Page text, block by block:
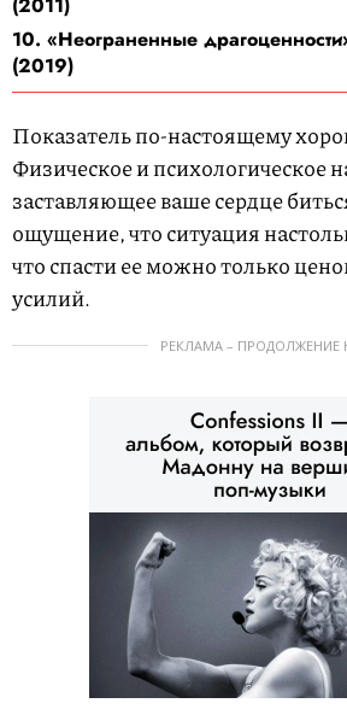
(2011)
10. «Неограненные
(2019)
Показатель по-настоящему
Физическое и психологическое
заставляющее ваше сердце
ощущение, что ситуация
что спасти ее можно только
усилий.
РЕКЛАМА – ПРОДОЛЖЕНИЕ